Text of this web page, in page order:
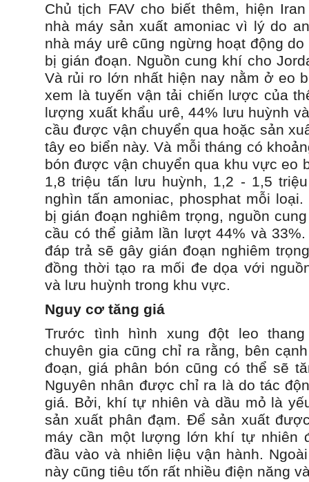
Chủ tịch FAV cho biết thêm, hiện
nhà máy sản xuất amoniac vì lý do
nhà máy urê cũng ngừng hoạt động
bị gián đoạn. Nguồn cung khí cho
Và rủi ro lớn nhất hiện nay nằm ở eo
xem là tuyến vận tải chiến lược của
lượng xuất khẩu urê, 44% lưu huỳnh
cầu được vận chuyển qua hoặc sản
tây eo biển này. Và mỗi tháng có
bón được vận chuyển qua khu vực eo
1,8 triệu tấn lưu huỳnh, 1,2 - 1,5
nghìn tấn amoniac, phosphat mỗi
bị gián đoạn nghiêm trọng, nguồn
cầu có thể giảm lần lượt 44% và
đáp trả sẽ gây gián đoạn nghiêm
đồng thời tạo ra mối đe dọa với
và lưu huỳnh trong khu vực.
Nguy cơ tăng giá
Trước tình hình xung đột leo
chuyên gia cũng chỉ ra rằng, bên
đoạn, giá phân bón cũng có thể sẽ
Nguyên nhân được chỉ ra là do tác
giá. Bởi, khí tự nhiên và dầu mỏ là
sản xuất phân đạm. Để sản xuất
máy cần một lượng lớn khí tự nhiên
đầu vào và nhiên liệu vận hành.
này cũng tiêu tốn rất nhiều điện năng